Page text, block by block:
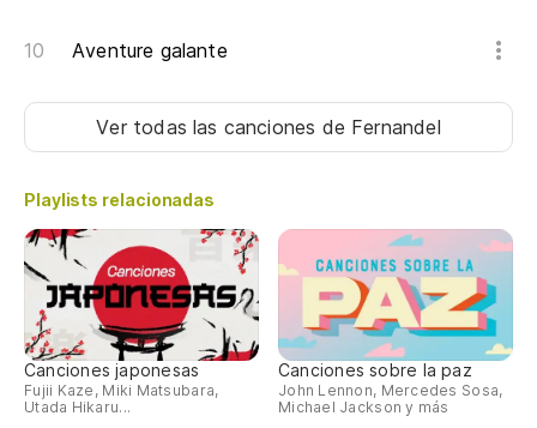
Aventure galante
Ver todas las canciones de Fernandel
Playlists relacionadas
Canciones japonesas
Fujii Kaze, Miki Matsubara,
Utada Hikaru...
Canciones sobre la paz
John Lennon, Mercedes Sosa,
Michael Jackson y más